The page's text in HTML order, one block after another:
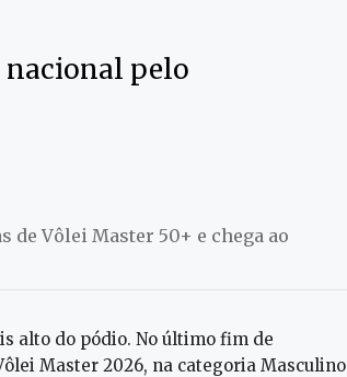
pelo
de Vôlei Master 50+ e chega ao
alto do pódio. No último fim de
Master 2026, na categoria Masculino